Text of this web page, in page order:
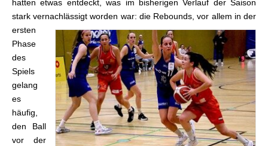
hatten etwas entdeckt, was im bisherigen Verlauf der Saison
stark vernachlässigt worden war: die Rebounds, vor allem in der
ersten
Phase
des
Spiels
gelang
es
häufig,
den Ball
vor der